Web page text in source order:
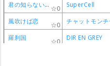
君の知らない物語
0 SuperCell
風吹けば恋
0 チャットモンチ
羅刹国
0 DIR EN GREY
君の知らない物語
0 SuperCell
風吹けば恋
0 チャットモンチ
羅刹国
0 DIR EN GREY
君の知らない物語
0 SuperCell
風吹けば恋
0 チャットモンチ
羅刹国
0 DIR EN GREY
君の知らない物語
0 SuperCell
風吹けば恋
0 チャットモンチ
羅刹国
0 DIR EN GREY